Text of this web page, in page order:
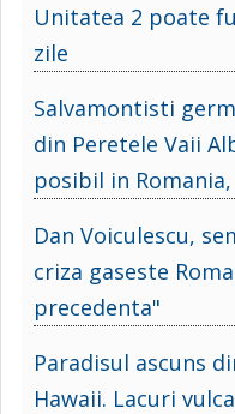
Unitatea 2 poate
zile
Salvamontisti
din Peretele Vaii
posibil in
Dan Voiculescu,
criza gaseste
precedenta"
Paradisul ascuns
Hawaii. Lacuri